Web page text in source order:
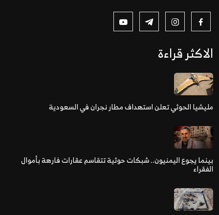
الاكثر قراءة
مليشيا الحوثي تعلن استهداف مطار نجران في السعودية
بينما يجوع اليمنيون.. شبكات حوثية تتقاسم عقارات فارهة بأموال
الفقراء